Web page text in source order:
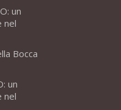
un
nel
Bocca
un
nel